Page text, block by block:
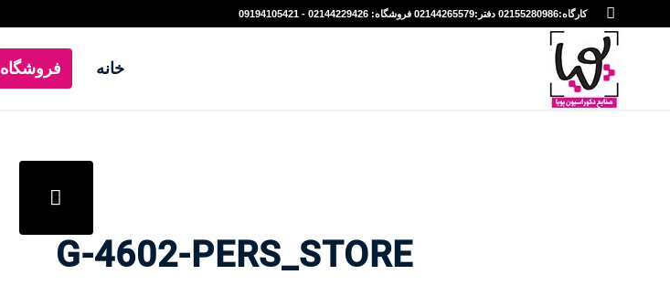
کارگاه:02155280986 دفتر:02144265579 فروشگاه: 02144229426 - 09194105421
خانه فروشگاه
G-4602-PERS_STORE